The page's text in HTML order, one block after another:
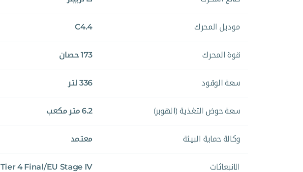
موديل المحرك C4.4
قوة المحرك 173 حصان
سعة الوقود 336 لتر
سعة حوض التغذية (الهوبر) 6.2 متر مكعب
وكالة حماية البيئة معتمد
الانبعاثات Tier 4 Final/EU Stage IV